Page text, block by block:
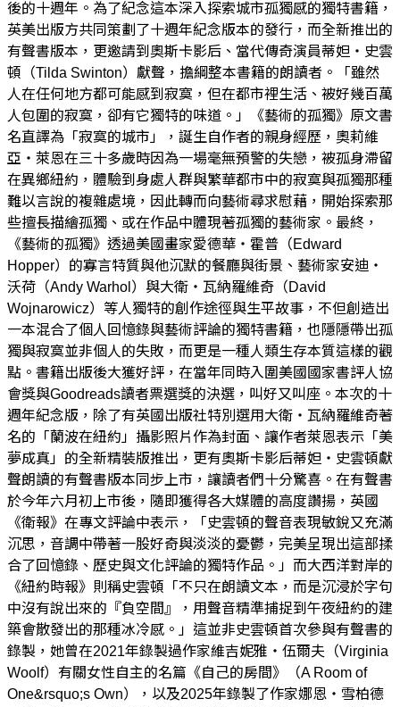
後的十週年。為了紀念這本深入探索城市孤獨感的獨特書籍，
英美出版方共同策劃了十週年紀念版本的發行，而全新推出的
有聲書版本，更邀請到奧斯卡影后、當代傳奇演員蒂妲・史雲
頓（Tilda Swinton）獻聲，擔綱整本書籍的朗讀者。「雖然
人在任何地方都可能感到寂寞，但在都市裡生活、被好幾百萬
人包圍的寂寞，卻有它獨特的味道。」《藝術的孤獨》原文書
名直譯為「寂寞的城市」，誕生自作者的親身經歷，奧莉維
亞・萊恩在三十多歲時因為一場毫無預警的失戀，被孤身滯留
在異鄉紐約，體驗到身處人群與繁華都市中的寂寞與孤獨那種
難以言說的複雜處境，因此轉而向藝術尋求慰藉，開始探索那
些擅長描繪孤獨、或在作品中體現著孤獨的藝術家。最終，
《藝術的孤獨》透過美國畫家愛德華・霍普（Edward
Hopper）的寡言特質與他沉默的餐廳與街景、藝術家安迪・
沃荷（Andy Warhol）與大衛・瓦納羅維奇（David
Wojnarowicz）等人獨特的創作途徑與生平故事，不但創造出
一本混合了個人回憶錄與藝術評論的獨特書籍，也隱隱帶出孤
獨與寂寞並非個人的失敗，而更是一種人類生存本質這樣的觀
點。書籍出版後大獲好評，在當年同時入圍美國國家書評人協
會獎與Goodreads讀者票選獎的決選，叫好又叫座。本次的十
週年紀念版，除了有英國出版社特別選用大衛・瓦納羅維奇著
名的「蘭波在紐約」攝影照片作為封面、讓作者萊恩表示「美
夢成真」的全新精裝版推出，更有奧斯卡影后蒂妲・史雲頓獻
聲朗讀的有聲書版本同步上市，讓讀者們十分驚喜。在有聲書
於今年六月初上市後，隨即獲得各大媒體的高度讚揚，英國
《衛報》在專文評論中表示，「史雲頓的聲音表現敏銳又充滿
沉思，音調中帶著一股好奇與淡淡的憂鬱，完美呈現出這部揉
合了回憶錄、歷史與文化評論的獨特作品。」而大西洋對岸的
《紐約時報》則稱史雲頓「不只在朗讀文本，而是沉浸於字句
中沒有說出來的『負空間』，用聲音精準捕捉到午夜紐約的建
築會散發出的那種冰冷感。」這並非史雲頓首次參與有聲書的
錄製，她曾在2021年錄製過作家維吉妮雅・伍爾夫（Virginia
Woolf）有關女性自主的名篇《自己的房間》（A Room of
One&rsquo;s Own），以及2025年錄製了作家娜恩・雪柏德